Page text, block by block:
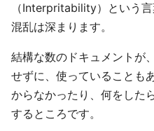
（Interpritability）という
混乱は深まります。
結構な数のドキュメントが
せずに、使っていることも
からなかったり、何をした
するところです。